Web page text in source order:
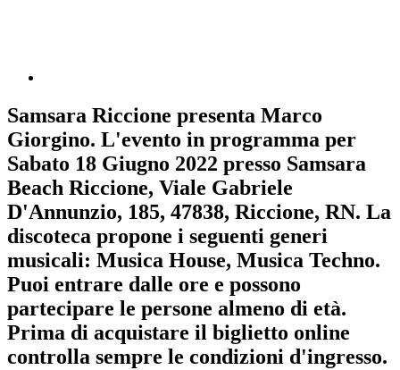
Samsara Riccione presenta Marco
Giorgino. L'evento in programma per
Sabato 18 Giugno 2022 presso Samsara
Beach Riccione, Viale Gabriele
D'Annunzio, 185, 47838, Riccione, RN. La
discoteca propone i seguenti generi
musicali: Musica House, Musica Techno.
Puoi entrare dalle ore e possono
partecipare le persone almeno di età.
Prima di acquistare il biglietto online
controlla sempre le condizioni d'ingresso.